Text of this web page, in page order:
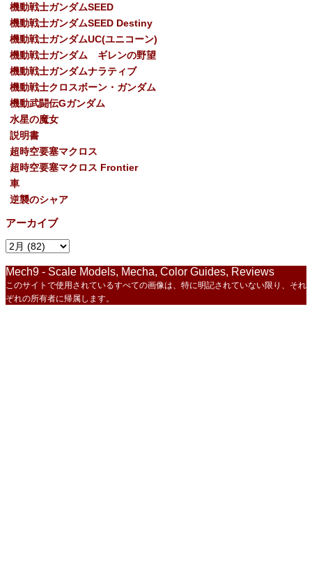
機動戦士ガンダムSEED
機動戦士ガンダムSEED Destiny
機動戦士ガンダムUC(ユニコーン)
機動戦士ガンダム ギレンの野望
機動戦士ガンダムナラティブ
機動戦士クロスボーン・ガンダム
機動武闘伝Gガンダム
水星の魔女
説明書
超時空要塞マクロス
超時空要塞マクロス Frontier
車
逆襲のシャア
アーカイブ
Mech9 - Scale Models, Mecha, Color Guides, Reviews
このサイトで使用されているすべての画像は、特に明記されていない限り、それ
ぞれの所有者に帰属します。